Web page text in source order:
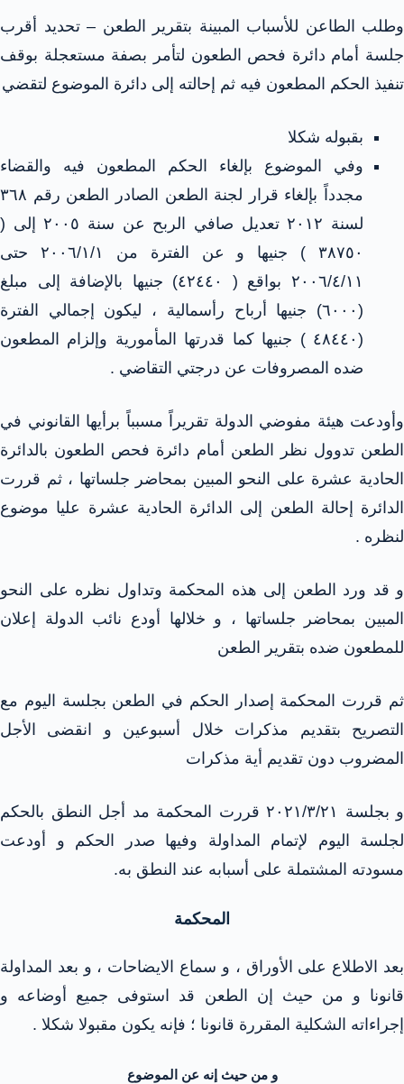
وطلب الطاعن للأسباب المبينة بتقرير الطعن – تحديد أقرب
جلسة أمام دائرة فحص الطعون لتأمر بصفة مستعجلة بوقف
تنفيذ الحكم المطعون فيه ثم إحالته إلى دائرة الموضوع لتقضي
بقبوله شكلا
وفي الموضوع بإلغاء الحكم المطعون فيه والقضاء
مجدداً بإلغاء قرار لجنة الطعن الصادر الطعن رقم ٣٦٨
لسنة ٢٠١٢ تعديل صافي الربح عن سنة ٢٠٠٥ إلى (
٣٨٧٥٠ ) جنيها و عن الفترة من ۲۰۰٦/١/١ حتى
٢٠٠٦/٤/١١ بواقع ( ٤٢٤٤٠) جنيها بالإضافة إلى مبلغ
(٦۰۰۰) جنيها أرباح رأسمالية ، ليكون إجمالي الفترة
(٤٨٤٤٠ ) جنيها كما قدرتها المأمورية وإلزام المطعون
ضده المصروفات عن درجتي التقاضي .
وأودعت هيئة مفوضي الدولة تقريراً مسبباً برأيها القانوني في
الطعن تدوول نظر الطعن أمام دائرة فحص الطعون بالدائرة
الحادية عشرة على النحو المبين بمحاضر جلساتها ، ثم قررت
الدائرة إحالة الطعن إلى الدائرة الحادية عشرة عليا موضوع
لنظره .
و قد ورد الطعن إلى هذه المحكمة وتداول نظره على النحو
المبين بمحاضر جلساتها ، و خلالها أودع نائب الدولة إعلان
للمطعون ضده بتقرير الطعن
ثم قررت المحكمة إصدار الحكم في الطعن بجلسة اليوم مع
التصريح بتقديم مذكرات خلال أسبوعين و انقضى الأجل
المضروب دون تقديم أية مذكرات
و بجلسة ۲۰۲۱/۳/۲۱ قررت المحكمة مد أجل النطق بالحكم
لجلسة اليوم لإتمام المداولة وفيها صدر الحكم و أودعت
مسودته المشتملة على أسبابه عند النطق به.
المحكمة
بعد الاطلاع على الأوراق ، و سماع الايضاحات ، و بعد المداولة
قانونا و من حيث إن الطعن قد استوفى جميع أوضاعه و
إجراءاته الشكلية المقررة قانونا ؛ فإنه يكون مقبولا شكلا .
و من حيث إنه عن الموضوع